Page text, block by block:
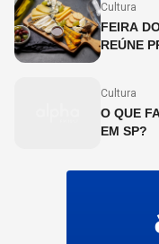
Cultura
FEIRA
REÚNE
Cultura
O QUE
EM SP?